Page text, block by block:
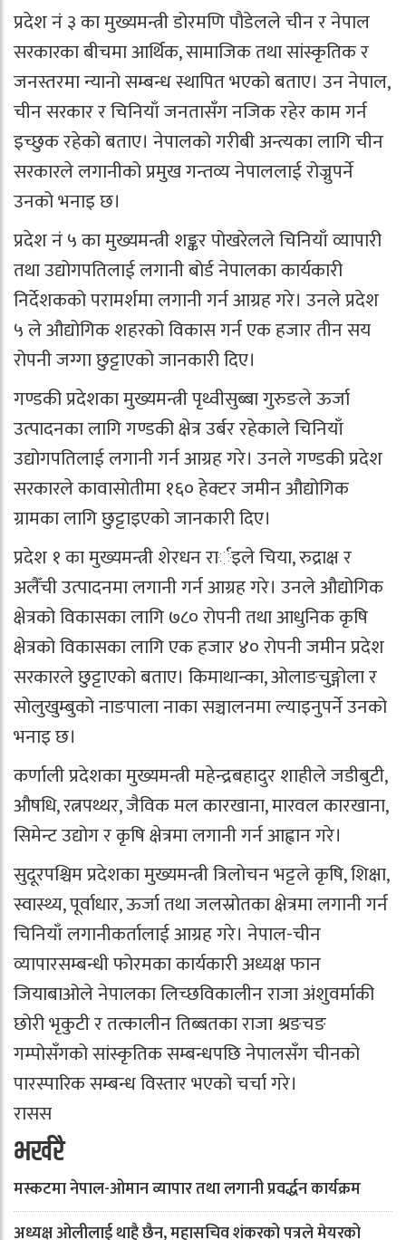
प्रदेश नं ३ का मुख्यमन्त्री डोरमणि पौडेलले चीन र नेपाल
सरकारका बीचमा आर्थिक, सामाजिक तथा सांस्कृतिक र
जनस्तरमा न्यानो सम्बन्ध स्थापित भएको बताए। उन नेपाल,
चीन सरकार र चिनियाँ जनतासँग नजिक रहेर काम गर्न
इच्छुक रहेको बताए। नेपालको गरीबी अन्त्यका लागि चीन
सरकारले लगानीको प्रमुख गन्तव्य नेपाललाई रोज्नुपर्ने
उनको भनाइ छ।
प्रदेश नं ५ का मुख्यमन्त्री शङ्कर पोखरेलले चिनियाँ व्यापारी
तथा उद्योगपतिलाई लगानी बोर्ड नेपालका कार्यकारी
निर्देशकको परामर्शमा लगानी गर्न आग्रह गरे। उनले प्रदेश
५ ले औद्योगिक शहरको विकास गर्न एक हजार तीन सय
रोपनी जग्गा छुट्टाएको जानकारी दिए।
गण्डकी प्रदेशका मुख्यमन्त्री पृथ्वीसुब्बा गुरुङले ऊर्जा
उत्पादनका लागि गण्डकी क्षेत्र उर्बर रहेकाले चिनियाँ
उद्योगपतिलाई लगानी गर्न आग्रह गरे। उनले गण्डकी प्रदेश
सरकारले कावासोतीमा १६० हेक्टर जमीन औद्योगिक
ग्रामका लागि छुट्टाइएको जानकारी दिए।
प्रदेश १ का मुख्यमन्त्री शेरधन रार्इले चिया, रुद्राक्ष र
अलैँची उत्पादनमा लगानी गर्न आग्रह गरे। उनले औद्योगिक
क्षेत्रको विकासका लागि ७८० रोपनी तथा आधुनिक कृषि
क्षेत्रको विकासका लागि एक हजार ४० रोपनी जमीन प्रदेश
सरकारले छुट्टाएको बताए। किमाथान्का, ओलाङचुङ्गोला र
सोलुखुम्बुको नाङपाला नाका सञ्चालनमा ल्याइनुपर्ने उनको
भनाइ छ।
कर्णाली प्रदेशका मुख्यमन्त्री महेन्द्रबहादुर शाहीले जडीबुटी,
औषधि, रत्नपथ्थर, जैविक मल कारखाना, मारवल कारखाना,
सिमेन्ट उद्योग र कृषि क्षेत्रमा लगानी गर्न आह्वान गरे।
सुदूरपश्चिम प्रदेशका मुख्यमन्त्री त्रिलोचन भट्टले कृषि, शिक्षा,
स्वास्थ्य, पूर्वाधार, ऊर्जा तथा जलस्रोतका क्षेत्रमा लगानी गर्न
चिनियाँ लगानीकर्तालाई आग्रह गरे। नेपाल-चीन
व्यापारसम्बन्धी फोरमका कार्यकारी अध्यक्ष फान
जियाबाओले नेपालका लिच्छविकालीन राजा अंशुवर्माकी
छोरी भृकुटी र तत्कालीन तिब्बतका राजा श्रङचङ
गम्पोसँगको सांस्कृतिक सम्बन्धपछि नेपालसँग चीनको
पारस्पारिक सम्बन्ध विस्तार भएको चर्चा गरे।
रासस
भर्खरै
मस्कटमा नेपाल-ओमान व्यापार तथा लगानी प्रवर्द्धन कार्यक्रम
अध्यक्ष ओलीलाई थाहै छैन, महासचिव शंकरको पत्रले मेयरको